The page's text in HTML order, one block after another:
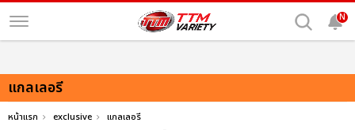
N
แกลเลอรี
หน้าแรก exclusive แกลเลอรี